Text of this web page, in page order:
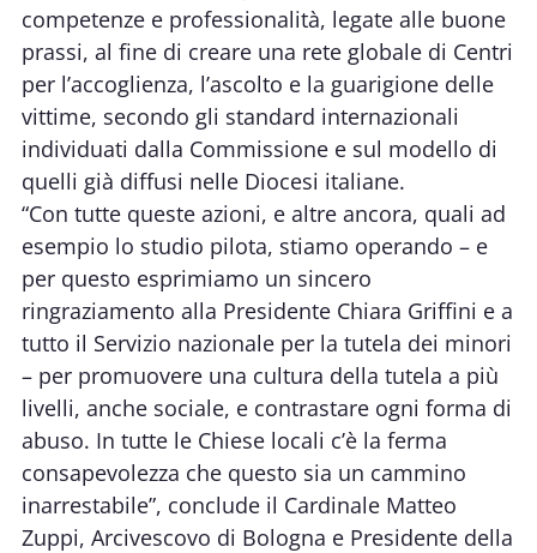
competenze e professionalità, legate alle buone
prassi, al fine di creare una rete globale di Centri
per l’accoglienza, l’ascolto e la guarigione delle
vittime, secondo gli standard internazionali
individuati dalla Commissione e sul modello di
quelli già diffusi nelle Diocesi italiane.
“Con tutte queste azioni, e altre ancora, quali ad
esempio lo studio pilota, stiamo operando – e
per questo esprimiamo un sincero
ringraziamento alla Presidente Chiara Griffini e a
tutto il Servizio nazionale per la tutela dei minori
– per promuovere una cultura della tutela a più
livelli, anche sociale, e contrastare ogni forma di
abuso. In tutte le Chiese locali c’è la ferma
consapevolezza che questo sia un cammino
inarrestabile”, conclude il Cardinale Matteo
Zuppi, Arcivescovo di Bologna e Presidente della